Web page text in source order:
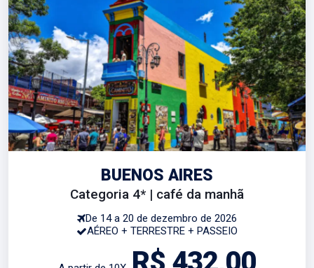
BUENOS AIRES
Categoria 4* | café da manhã
De 14 a 20 de dezembro de 2026
AÉREO + TERRESTRE + PASSEIO